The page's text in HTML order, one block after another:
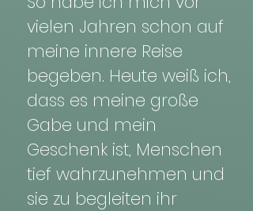
vielen Jahren schon auf
meine innere Reise
begeben. Heute weiß ich,
dass es meine große
Gabe und mein
Geschenk ist, Menschen
tief wahrzunehmen und
sie zu begleiten ihr